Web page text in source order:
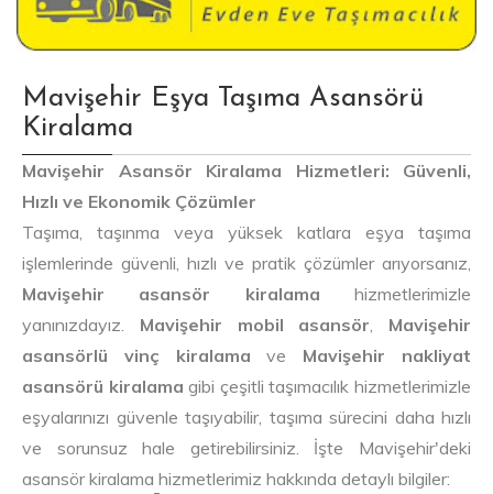
Mavişehir Eşya Taşıma Asansörü
Kiralama
Mavişehir Asansör Kiralama Hizmetleri: Güvenli,
Hızlı ve Ekonomik Çözümler
Taşıma, taşınma veya yüksek katlara eşya taşıma
işlemlerinde güvenli, hızlı ve pratik çözümler arıyorsanız,
Mavişehir asansör kiralama hizmetlerimizle
yanınızdayız. Mavişehir mobil asansör, Mavişehir
asansörlü vinç kiralama ve Mavişehir nakliyat
asansörü kiralama gibi çeşitli taşımacılık hizmetlerimizle
eşyalarınızı güvenle taşıyabilir, taşıma sürecini daha hızlı
ve sorunsuz hale getirebilirsiniz. İşte Mavişehir'deki
asansör kiralama hizmetlerimiz hakkında detaylı bilgiler: